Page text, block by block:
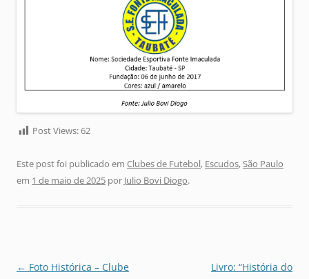
Post Views:62
Este post foi publicado em Clubes de Futebol, Escudos,São Paulo
em 1 de maio de 2025 por Julio Bovi Diogo.
Navegação
← Foto Histórica – Clube
Livro: “História do